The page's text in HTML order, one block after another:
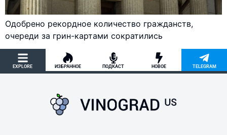
Одобрено рекордное количество гражданств,
очереди за грин-картами сократились
EXPLORE ИЗБРАННОЕ ПОДКАСТ НОВОЕ TELEGRAM